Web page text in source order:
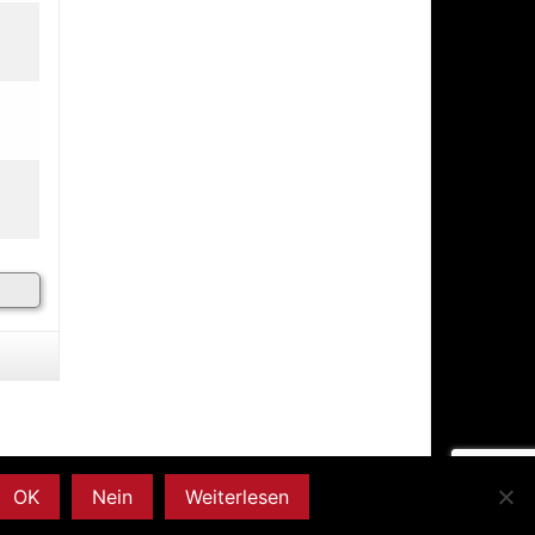
powered by WordPress. Design by
OK Nein Weiterlesen